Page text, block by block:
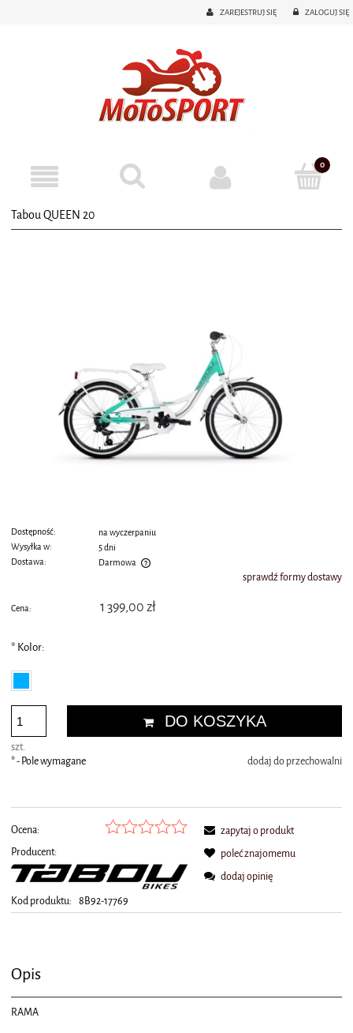
ZAREJESTRUJ SIĘ ZALOGUJ SIĘ
Tabou QUEEN 20
Dostępność:
na wyczerpaniu
Wysyłka w:
5 dni
Dostawa:
Darmowa
sprawdź formy dostawy
Cena: 1 399,00 zł
* Kolor:
szt.
DO KOSZYKA
dodaj do przechowalni
*- Pole wymagane
Ocena:
Producent:
Kod produktu: 8B92-17769
zapytaj o produkt
poleć znajomemu
dodaj opinię
Opis
RAMA